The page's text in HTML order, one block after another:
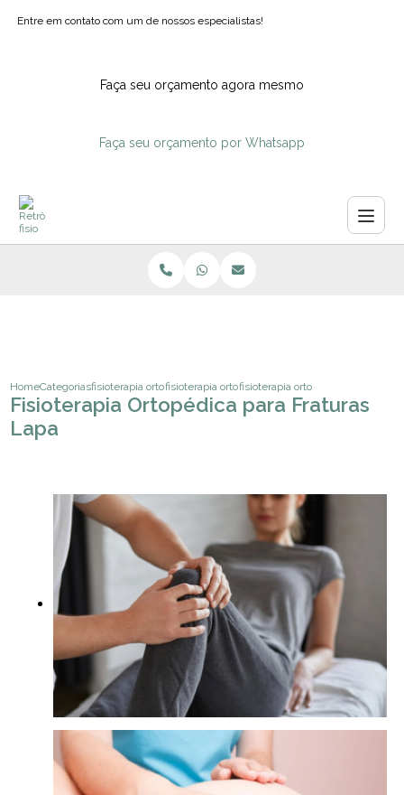
Entre em contato com um de nossos especialistas!
Faça seu orçamento agora mesmo
Faça seu orçamento por Whatsapp
HomeCategoriasfisioterapia ortopedicafisioterapia ortopedica hospitalar
fisioterapia ortopedica para
Fisioterapia Ortopédica para Fraturas
Lapa